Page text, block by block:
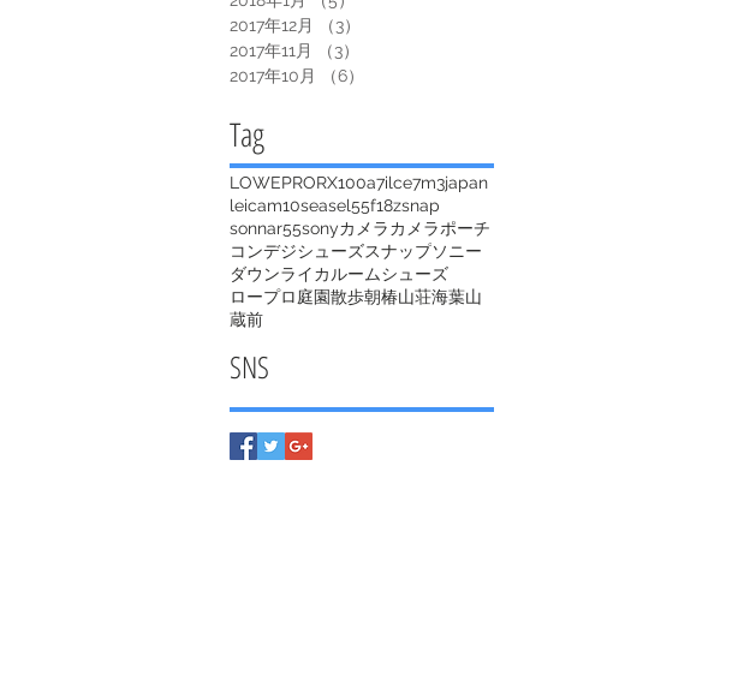
2017年12月
（3）
2017年11月
（3）
2017年10月
（6）
​Tag
LOWEPRORX100a7ilce7m3japan
leicam10seasel55f18zsnap
sonnar55sonyカメラカメラポーチ
コンデジシューズスナップソニー
ダウンライカ ルームシューズ
ロープロ庭園散歩朝椿山荘海葉山
蔵前
​SNS